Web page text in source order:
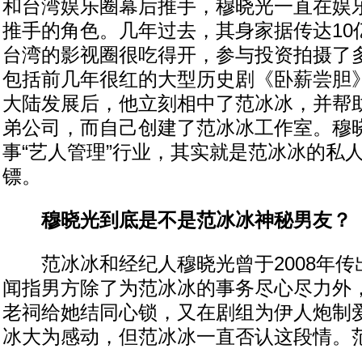
和台湾娱乐圈幕后推手，穆晓光一直在娱
推手的角色。几年过去，其身家据传达10
台湾的影视圈很吃得开，参与投资拍摄了
包括前几年很红的大型历史剧《卧薪尝胆
大陆发展后，他立刻相中了范冰冰，并帮
弟公司，而自己创建了范冰冰工作室。穆
事“艺人管理”行业，其实就是范冰冰的私
镖。
穆晓光到底是不是范冰冰神秘男友？
范冰冰和经纪人穆晓光曾于2008年传
闻指男方除了为范冰冰的事务尽心尽力外
老祠给她结同心锁，又在剧组为伊人炮制
冰大为感动，但范冰冰一直否认这段情。